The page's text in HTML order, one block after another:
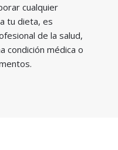
cualquier
tu dieta, es
de la salud,
condición médica o